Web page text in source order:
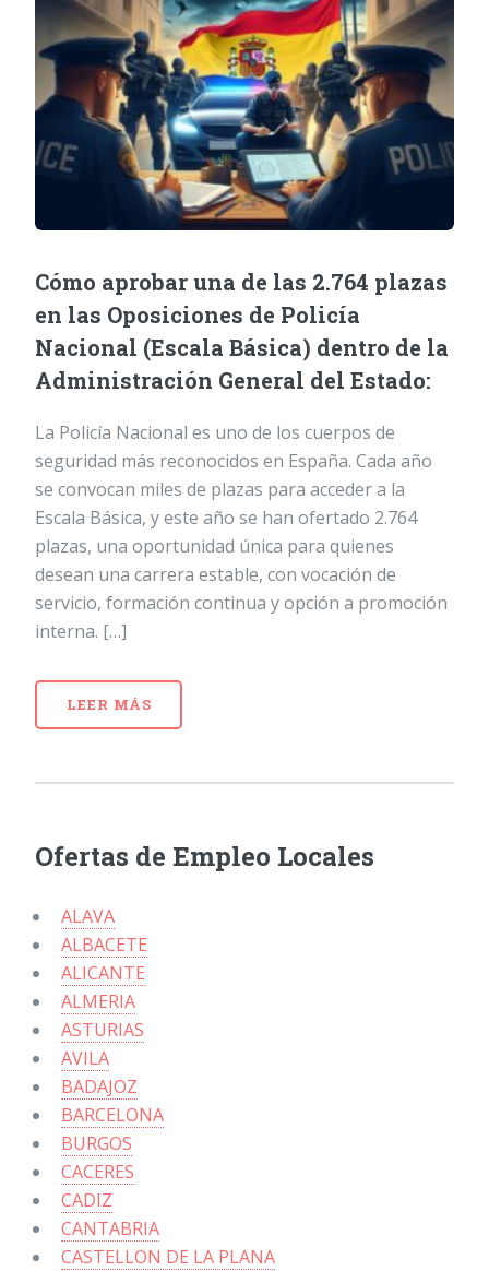
Cómo aprobar una de las 2.764 plazas
en las Oposiciones de Policía
Nacional (Escala Básica) dentro de la
Administración General del Estado:
La Policía Nacional es uno de los cuerpos de
seguridad más reconocidos en España. Cada año
se convocan miles de plazas para acceder a la
Escala Básica, y este año se han ofertado 2.764
plazas, una oportunidad única para quienes
desean una carrera estable, con vocación de
servicio, formación continua y opción a promoción
interna. […]
LEER MÁS
Ofertas de Empleo Locales
ALAVA
ALBACETE
ALICANTE
ALMERIA
ASTURIAS
AVILA
BADAJOZ
BARCELONA
BURGOS
CACERES
CADIZ
CANTABRIA
CASTELLON DE LA PLANA